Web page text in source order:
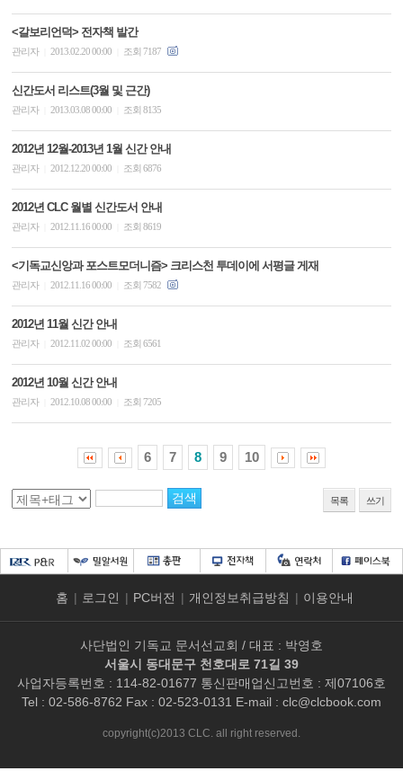
<갈보리언덕> 전자책 발간
관리자 2013.02.20 00:00 조회 7187
신간도서 리스트(3월 및 근간)
관리자 2013.03.08 00:00 조회 8135
2012년 12월-2013년 1월 신간 안내
관리자 2012.12.20 00:00 조회 6876
2012년 CLC 월별 신간도서 안내
관리자 2012.11.16 00:00 조회 8619
<기독교신앙과 포스트모더니즘> 크리스천 투데이에 서평글 게재
관리자 2012.11.16 00:00 조회 7582
2012년 11월 신간 안내
관리자 2012.11.02 00:00 조회 6561
2012년 10월 신간 안내
관리자 2012.10.08 00:00 조회 7205
6 7 8 9 10
목록 쓰기
홈 | 로그인 | PC버전 | 개인정보취급방침 | 이용안내
사단법인 기독교 문서선교회 / 대표 : 박영호
서울시 동대문구 천호대로 71길 39
사업자등록번호 : 114-82-01677 통신판매업신고번호 : 제07106호
Tel : 02-586-8762 Fax : 02-523-0131 E-mail : clc@clcbook.com
copyright(c)2013 CLC. all right reserved.